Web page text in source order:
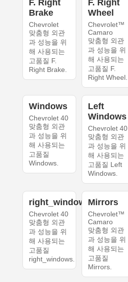
F. Right
Brake
Chevrolet
맞춤형 외관
과 성능을 위
해 사용되는
고품질 F.
Right Brake.
F. Right
Wheel
Chevrolet™
Camaro
맞춤형 외관
과 성능을 위
해 사용되는
고품질 F.
Right Wheel.
Windows
Chevrolet 40
맞춤형 외관
과 성능을 위
해 사용되는
고품질
Windows.
Left
Windows
Chevrolet 40
맞춤형 외관
과 성능을 위
해 사용되는
고품질 Left
Windows.
right_windows
Chevrolet 40
맞춤형 외관
과 성능을 위
해 사용되는
고품질
right_windows.
Mirrors
Chevrolet™
Camaro
맞춤형 외관
과 성능을 위
해 사용되는
고품질
Mirrors.